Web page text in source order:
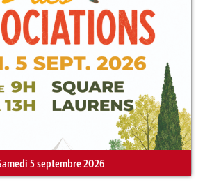
5 septembre 2026